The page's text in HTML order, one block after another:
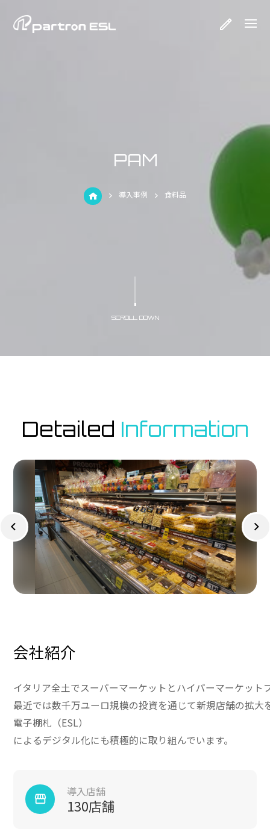
PAM
導入事例 食料品
SCROLL DOWN
Detailed Information
会社紹介
イタリア全土でスーパーマーケットとハイパーマーケッ
最近では数千万ユーロ規模の投資を通じて新規店舗の拡大
電子棚札（ESL）
によるデジタル化にも積極的に取り組んでいます。
storefront
導入店舗
130店舗